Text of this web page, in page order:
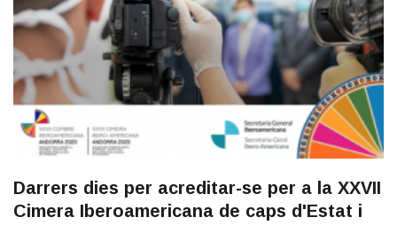
Darrers dies per acreditar-se per a la XXVII
Cimera Iberoamericana de caps d'Estat i